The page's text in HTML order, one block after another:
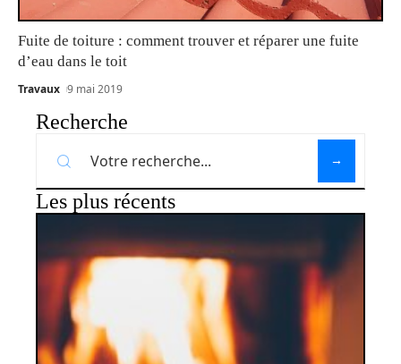
Fuite de toiture : comment trouver et réparer une fuite
d’eau dans le toit
Travaux 9 mai 2019
Recherche
Les plus récents